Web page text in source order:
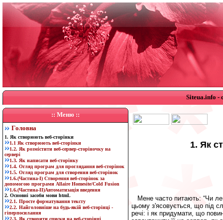
Siteua.info -
:: Меню ::
Головна
1. Як створюють веб-сторінки
1.1 Як створюють веб-сторінки
1.2. Як розмістити веб-сервер-сторіночку на
сервері
1.3. Як написати веб-сторінку
1.4. Огляд програм для проглядання веб-сторінок
1.5. Огляд програм для створення веб-сторінок
1.6.(Частина-I) Створення веб-сторінок за
допомогою програми Allaire Homesite/Cold Fusion
1.6.(Частина-II)Автоматизація введення
2. Основні засоби мови htmL
2.1. Просте форматування тексту
2.2. Найголовніше на будь-якій веб-сторінці -
гіперпосилання
2.3. Як створити списки на веб-сторінці
1. Як
Мене часто питають: “Чи
цьому з'ясовується, що під
речі: і як придумати, що